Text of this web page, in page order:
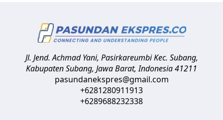
Jl. Jend. Achmad Yani, Pasirkareumbi Kec. Subang,
Kabupaten Subang, Jawa Barat,Indonesia41211
pasundanekspres@gmail.com
+6281280911913
+6289688232338